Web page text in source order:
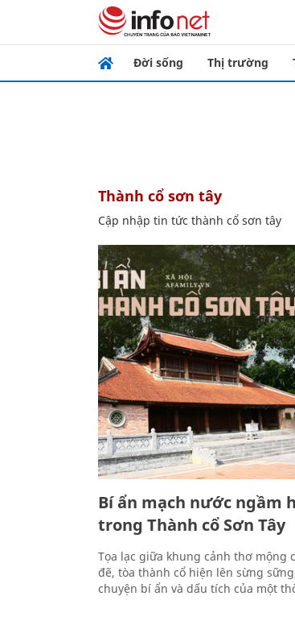
Đời sống Thị trường
thành cổ sơn tây
Cập nhập tin tức thành cổ sơn tây
Bí ẩn mạch nước ngầm
trong Thành cổ Sơn Tây
Tọa lạc giữa khung cảnh thơ mộng
đẽ, tòa thành cổ hiện lên sừng
chuyện bí ẩn và dấu tích của một